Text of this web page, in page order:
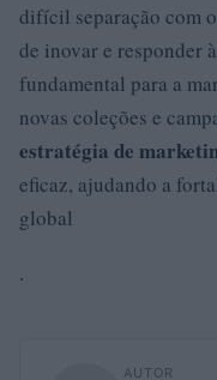
difícil separação com
de inovar e responder
fundamental para a
novas coleções e
estratégia de
eficaz, ajudando a
global
.
AUTOR